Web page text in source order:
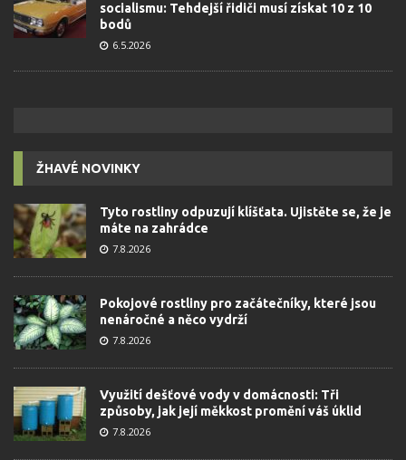
socialismu: Tehdejší řidiči musí získat 10 z 10
bodů
6.5.2026
ŽHAVÉ NOVINKY
Tyto rostliny odpuzují klíšťata. Ujistěte se, že je
máte na zahrádce
7.8.2026
Pokojové rostliny pro začátečníky, které jsou
nenáročné a něco vydrží
7.8.2026
Využití dešťové vody v domácnosti: Tři
způsoby, jak její měkkost promění váš úklid
7.8.2026